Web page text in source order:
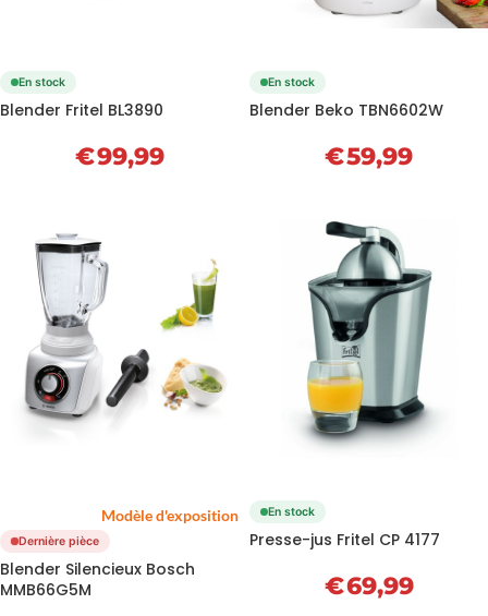
En stock
Blender Fritel BL3890
€99,99
En stock
Blender Beko TBN6602W
€59,99
Modèle d'exposition
Dernière pièce
Blender Silencieux Bosch
MMB66G5M
En stock
Presse-jus Fritel CP 4177
€69,99